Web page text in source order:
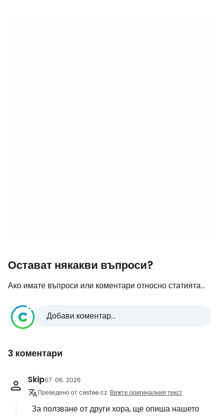
Остават някакви въпроси?
Ако имате въпроси или коментари относно статията...
Добави коментар...
3 коментари
Skip07. 06. 2026
Преведено от cestee.cz Вижте оригиналния текст
За ползване от други хора, ще опиша нашето